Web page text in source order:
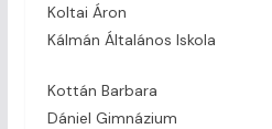
Koltai Áron
Kálmán Általános Iskola
Kottán Barbara
Dániel Gimnázium